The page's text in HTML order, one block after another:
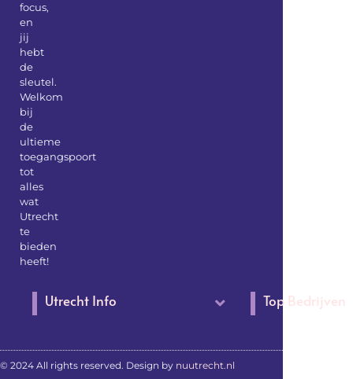
focus,
en
jij
hebt
de
sleutel.
Welkom
bij
de
ultieme
toegangspoort
tot
alles
wat
Utrecht
te
bieden
heeft!
Utrecht Info Top Bedrijven
© 2024 All rights reserved. Design by nuutrecht.nl